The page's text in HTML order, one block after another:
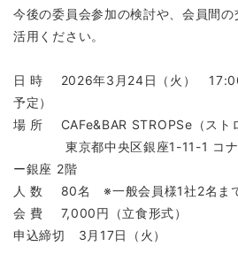
今後の委員会参加の検討や、会員間
活用ください。
日 時 2026年3月24日（火）
予定）
場 所 CAFe&BAR STROPSe（スト
東京都中央区銀座1-11-1 コナミ
ー銀座 2階
人 数 80名 ※一般会員様1社2名ま
会 費 7,000円（立食形式）
申込締切 3月17日（火）